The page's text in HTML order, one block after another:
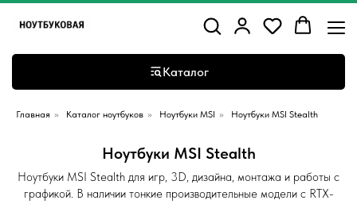
Каталог
Главная » Каталог ноутбуков » Ноутбуки MSI » Ноутбуки MSI Stealth
Ноутбуки MSI Stealth
Ноутбуки MSI Stealth для игр, 3D, дизайна, монтажа и работы с
графикой. В наличии тонкие производительные модели с RTX-